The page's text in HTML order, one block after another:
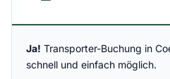
Ja! Transporter-Buchung in
schnell und einfach möglich.